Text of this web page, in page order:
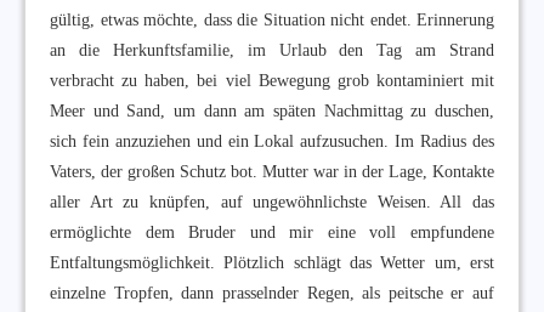
gültig, etwas möchte, dass die Situation nicht endet. Erinnerung
an die Herkunftsfamilie, im Urlaub den Tag am Strand
verbracht zu haben, bei viel Bewegung grob kontaminiert mit
Meer und Sand, um dann am späten Nachmittag zu duschen,
sich fein anzuziehen und ein Lokal aufzusuchen. Im Radius des
Vaters, der großen Schutz bot. Mutter war in der Lage, Kontakte
aller Art zu knüpfen, auf ungewöhnlichste Weisen. All das
ermöglichte dem Bruder und mir eine voll empfundene
Entfaltungsmöglichkeit. Plötzlich schlägt das Wetter um, erst
einzelne Tropfen, dann prasselnder Regen, als peitsche er auf